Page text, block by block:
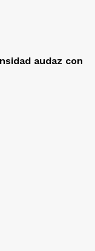
audaz con